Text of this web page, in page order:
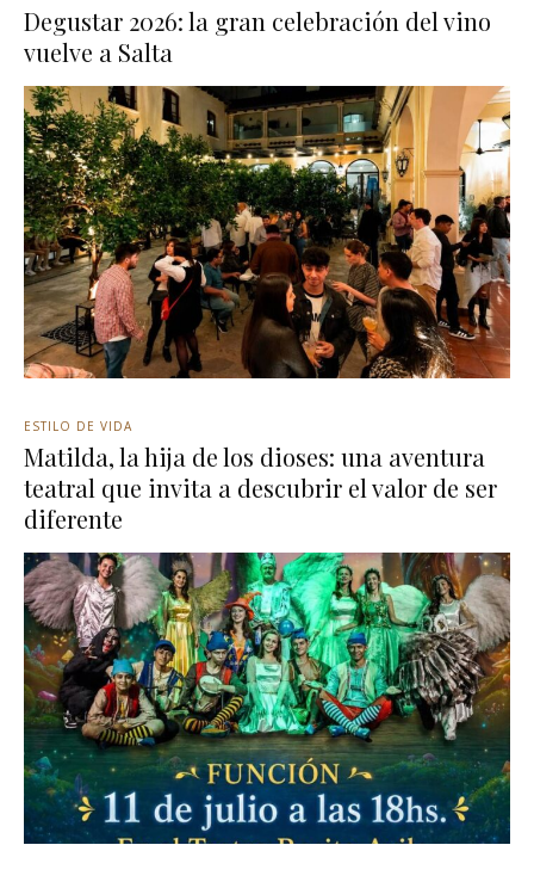
Degustar 2026: la gran celebración del vino
vuelve a Salta
ESTILO DE VIDA
Matilda, la hija de los dioses: una aventura
teatral que invita a descubrir el valor de ser
diferente